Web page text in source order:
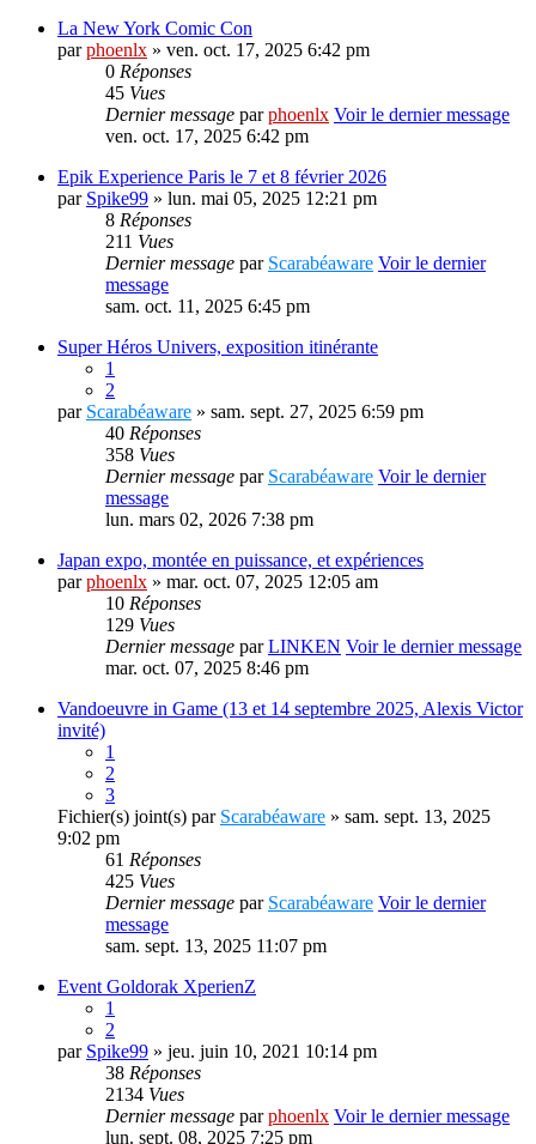
La New York Comic Con
parphoenlx » ven. oct. 17, 2025 6:42 pm
0 Réponses
45 Vues
Dernier message parphoenlx Voir le dernier message
ven. oct. 17, 2025 6:42 pm
Epik Experience Paris le 7 et 8 février 2026
par Spike99 » lun. mai 05, 2025 12:21 pm
8 Réponses
211 Vues
Dernier message par Scarabéaware Voir le dernier
message
sam. oct. 11, 2025 6:45 pm
Super Héros Univers, exposition itinérante
1
2
par Scarabéaware » sam. sept. 27, 2025 6:59 pm
40 Réponses
358 Vues
Dernier message par Scarabéaware Voir le dernier
message
lun. mars 02, 2026 7:38 pm
Japan expo, montée en puissance, et expériences
parphoenlx » mar. oct. 07, 2025 12:05 am
10 Réponses
129 Vues
Dernier message parLINKEN Voir le dernier message
mar. oct. 07, 2025 8:46 pm
Vandoeuvre in Game (13 et 14 septembre 2025, Alexis Victor
invité)
1
2
3
Fichier(s) joint(s) par Scarabéaware » sam. sept. 13, 2025
9:02 pm
61 Réponses
425 Vues
Dernier message par Scarabéaware Voir le dernier
message
sam. sept. 13, 2025 11:07 pm
Event Goldorak XperienZ
1
2
par Spike99 » jeu. juin 10, 2021 10:14 pm
38 Réponses
2134 Vues
Dernier message parphoenlx Voir le dernier message
lun. sept. 08, 2025 7:25 pm